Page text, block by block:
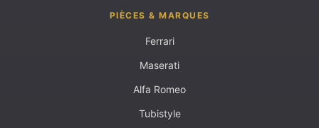
PIÈCES & MARQUES
Ferrari
Maserati
Alfa Romeo
Tubistyle